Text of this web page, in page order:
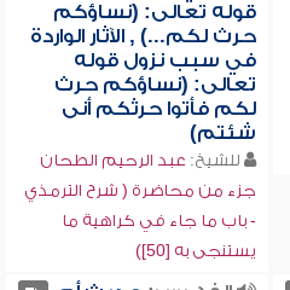
قوله تعالى: (نساؤكم
حرث لكم...) , الآثار الواردة
في سبب نزول قوله
تعالى: (نساؤكم حرث
لكم فأتوا حرثكم أنى
شئتم)
للشيخ: عبد الرحيم الطحان
جزء من محاضرة ( شرح الترمذي
- باب ما جاء في كراهية ما
يستنجى به [50])